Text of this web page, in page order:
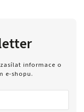
informace o
e-shopu.